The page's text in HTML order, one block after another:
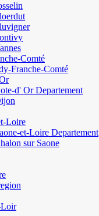
Comté
Franche-Comté
d' Or Departement
Loire
et-Loire Departement
sur Saone
Loir